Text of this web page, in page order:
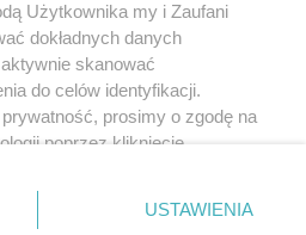
ma lekko
o babce. czy
wrażenie, że
- co
ziarnami,
Użytkownika my i Zaufani
dokładnych danych
skanować
do celów identyfikacji.
prosimy o zgodę na
poprzez kliknięcie
przycisk ustawień prywatności
rogu strony
USTAWIENIA